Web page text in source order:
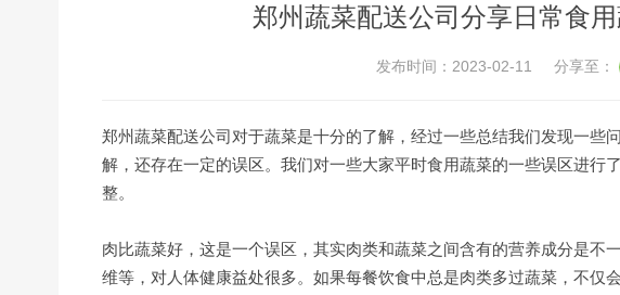
郑州蔬菜配送公司分享日常食
发布时间：2023-02-11 分享至：
郑州蔬菜配送公司对于蔬菜是十分的了解，经过一些总结我们发现一些
解，还存在一定的误区。我们对一些大家平时食用蔬菜的一些误区进行
整。
肉比蔬菜好，这是一个误区，其实肉类和蔬菜之间含有的营养成分是不
维等，对人体健康益处很多。如果每餐饮食中总是肉类多过蔬菜，不仅